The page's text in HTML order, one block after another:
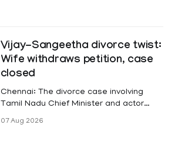
Vijay-Sangeetha divorce twist:
Wife withdraws petition, case
closed
Chennai: The divorce case involving
Tamil Nadu Chief Minister and actor
Sowrnalingam has taken a new turn
07 Aug 2026